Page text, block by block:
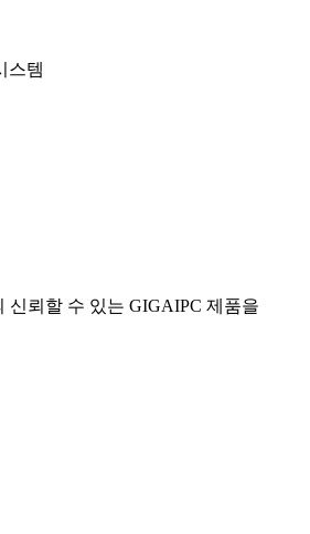
스템
신뢰할 수 있는 GIGAIPC 제품을